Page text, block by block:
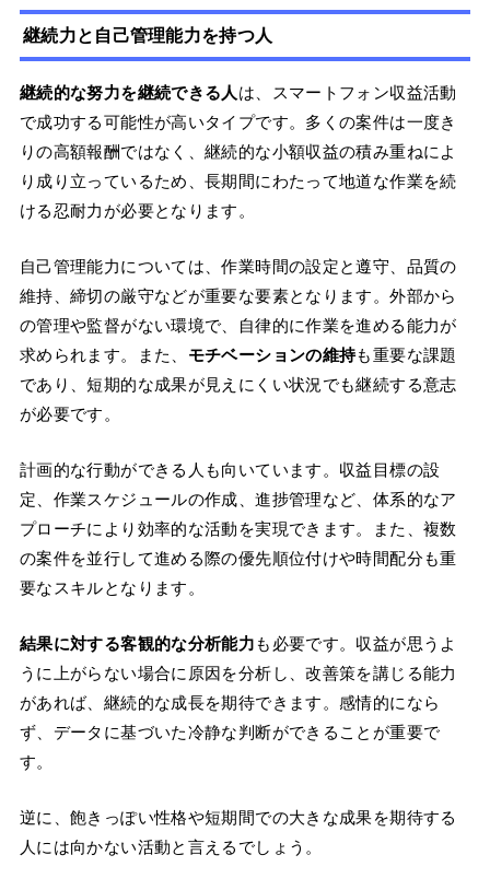
継続力と自己管理能力を持つ人
継続的な努力を継続できる人 は、スマートフォン収益活動
で成功する可能性が高いタイプです。多くの案件は一度き
りの高額報酬ではなく、継続的な小額収益の積み重ねによ
り成り立っているため、長期間にわたって地道な作業を続
ける忍耐力が必要となります。
自己管理能力については、作業時間の設定と遵守、品質の
維持、締切の厳守などが重要な要素となります。外部から
の管理や監督がない環境で、自律的に作業を進める能力が
求められます。また、 モチベーションの維持も重要な課題
であり、短期的な成果が見えにくい状況でも継続する意志
が必要です。
計画的な行動ができる人も向いています。収益目標の設
定、作業スケジュールの作成、進捗管理など、体系的なア
プローチにより効率的な活動を実現できます。また、複数
の案件を並行して進める際の優先順位付けや時間配分も重
要なスキルとなります。
結果に対する客観的な分析能力も必要です。収益が思うよ
うに上がらない場合に原因を分析し、改善策を講じる能力
があれば、継続的な成長を期待できます。感情的になら
ず、データに基づいた冷静な判断ができることが重要で
す。
逆に、飽きっぽい性格や短期間での大きな成果を期待する
人には向かない活動と言えるでしょう。